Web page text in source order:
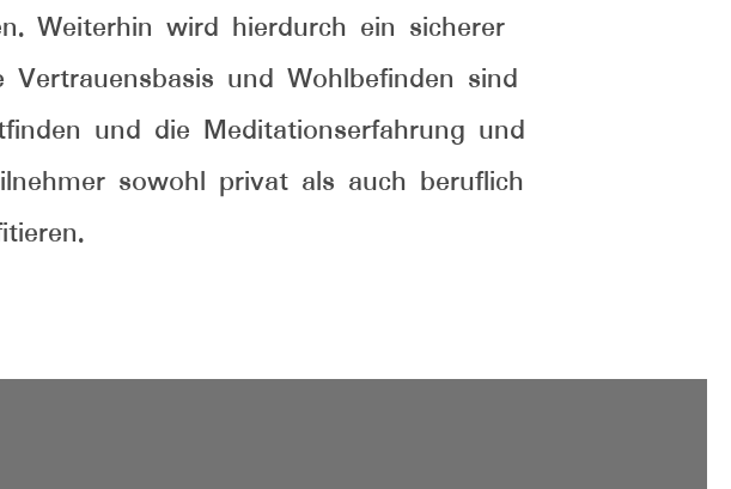
Weiterhin wird hierdurch ein sicherer
und Wohlbefinden sind
und die Meditationserfahrung und
sowohl privat als auch beruflich